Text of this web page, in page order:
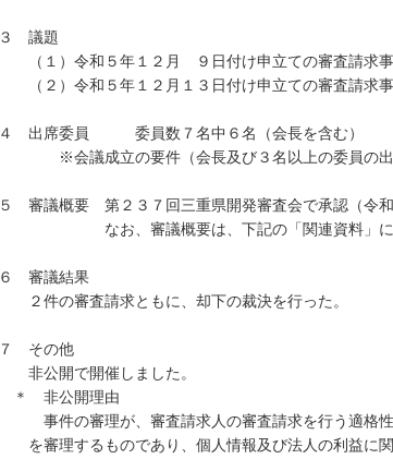
３ 議題
（１）令和５年１２月 ９日付け申立ての審査請求事
（２）令和５年１２月１３日付け申立ての審査請求
４ 出席委員 委員数７名中６名（会長を含む）
※会議成立の要件（会長及び３名以上の委員の出
５ 審議概要 第２３７回三重県開発審査会で承認（令和
なお、審議概要は、下記の「関連資料」に
６ 審議結果
２件の審査請求ともに、却下の裁決を行った。
７ その他
非公開で開催しました。
＊ 非公開理由
事件の審理が、審査請求人の審査請求を行う適格性
を審理するものであり、個人情報及び法人の利益に